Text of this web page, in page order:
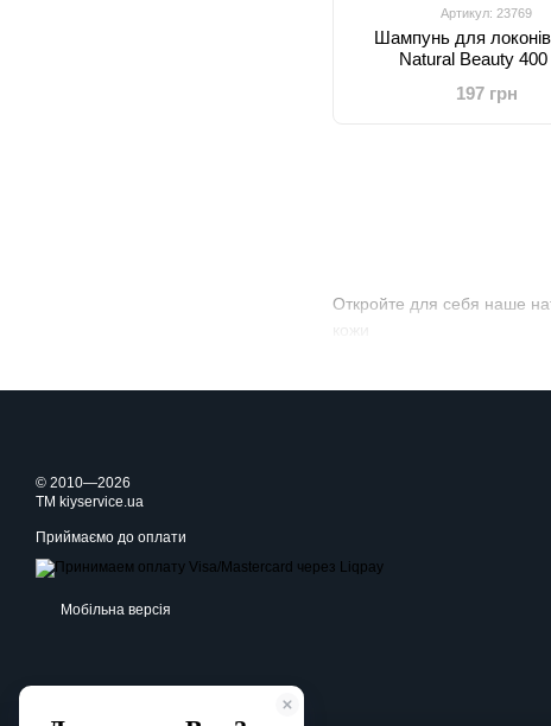
Откройте для себя наше
Артикул: 23769
Шампунь для
Natural Beauty
197 грн
© 2010—2026
TM kiyservice.ua
Приймаємо до оплати
Мобільна версія